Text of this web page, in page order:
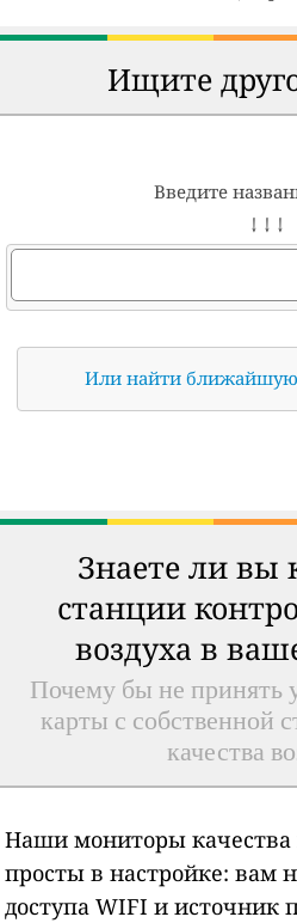
Ищите
Введите
↓ ↓ ↓
Или найти
Знаете ли вы
станции
воздуха в
Почему бы не принять
карты с собственной
качества
Наши мониторы качества
просты в настройке: вам
доступа WIFI и источник